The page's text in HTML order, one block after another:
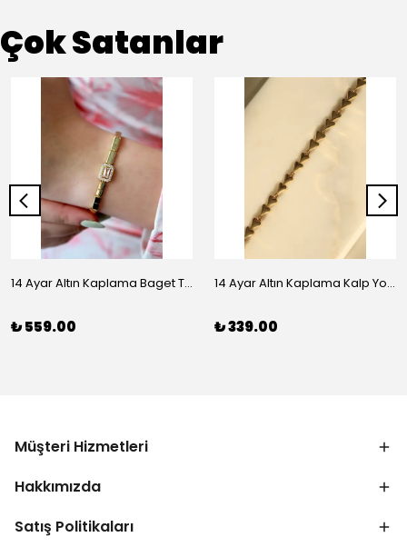
Çok Satanlar
14 Ayar Altın Kaplama Baget Taşlı Vip Bileklik
₺ 559.00
14 Ayar Altın Kaplama Kalp Yolu Bileklik
₺ 339.00
Müşteri Hizmetleri
Hakkımızda
Satış Politikaları